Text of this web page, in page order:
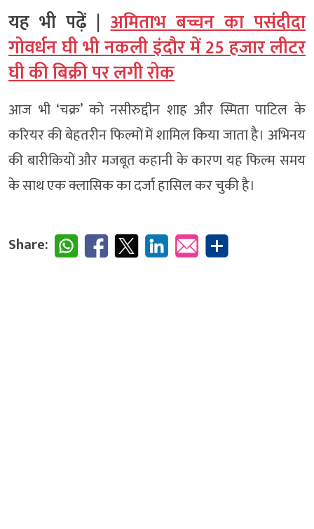
यह भी पढ़ें |अमिताभ बच्चन का पसंदीदा
गोवर्धन घी भी नकली इंदौर में 25 हजार लीटर
घी की बिक्री पर लगी रोक
आज भी ‘चक्र’ को नसीरुद्दीन शाह और स्मिता पाटिल के
करियर की बेहतरीन फिल्मों में शामिल किया जाता है। अभिनय
की बारीकियों और मजबूत कहानी के कारण यह फिल्म समय
के साथ एक क्लासिक का दर्जा हासिल कर चुकी है।
Share: